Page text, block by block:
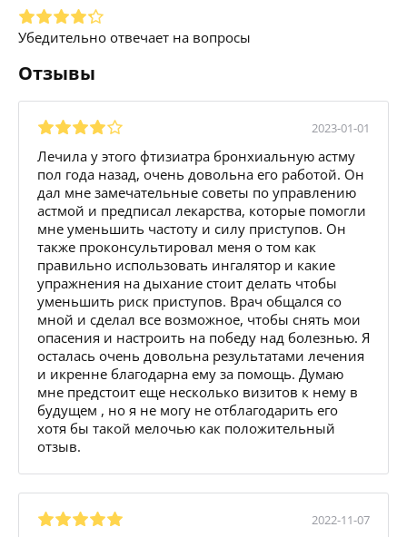
Убедительно отвечает на вопросы
Отзывы
2023-01-01
Лечила у этого фтизиатра бронхиальную астму
пол года назад, очень довольна его работой. Он
дал мне замечательные советы по управлению
астмой и предписал лекарства, которые помогли
мне уменьшить частоту и силу приступов. Он
также проконсультировал меня о том как
правильно использовать ингалятор и какие
упражнения на дыхание стоит делать чтобы
уменьшить риск приступов. Врач общался со
мной и сделал все возможное, чтобы снять мои
опасения и настроить на победу над болезнью. Я
осталась очень довольна результатами лечения
и икренне благодарна ему за помощь. Думаю
мне предстоит еще несколько визитов к нему в
будущем , но я не могу не отблагодарить его
хотя бы такой мелочью как положительный
отзыв.
2022-11-07